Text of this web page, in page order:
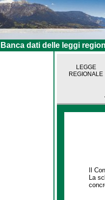
Banca dati delle leggi
LEGGE
REGIONALE
Il
La